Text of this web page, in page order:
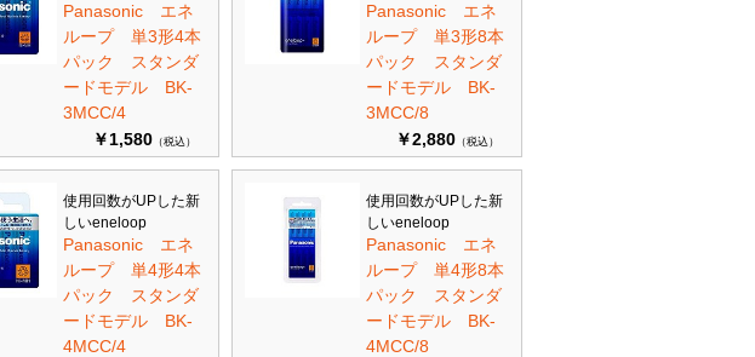
Panasonic エネ
ループ 単3形4本
パック スタンダ
ードモデル BK-
3MCC/4
￥1,580 （税込）
Panasonic エネ
ループ 単3形8本
パック スタンダ
ードモデル BK-
3MCC/8
￥2,880 （税込）
使用回数がUPした新
しいeneloop
Panasonic エネ
ループ 単4形4本
パック スタンダ
ードモデル BK-
4MCC/4
使用回数がUPした新
しいeneloop
Panasonic エネ
ループ 単4形8本
パック スタンダ
ードモデル BK-
4MCC/8